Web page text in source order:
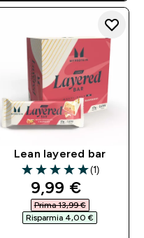
Lean layered bar
5 out of 5 stars
(1)
discounted
9,99 €‎
Prima 13,99 €‎
Risparmia 4,00 €‎